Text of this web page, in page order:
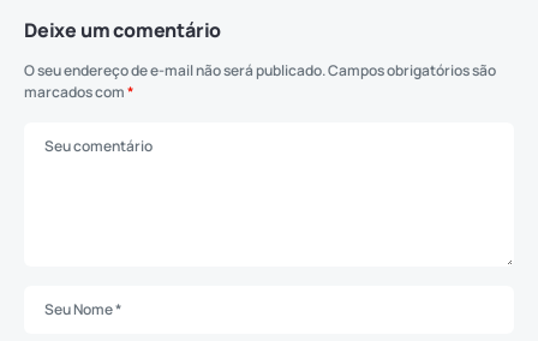
Deixe um comentário
O seu endereço de e-mail não será publicado.Campos obrigatórios são
marcados com*